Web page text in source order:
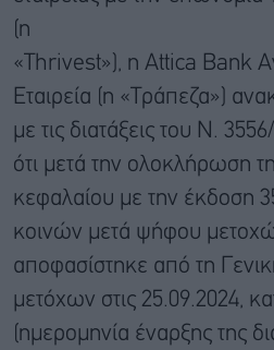
(η
«Thrivest»), η Attica Bank
Εταιρεία (η «Τράπεζα»)
με τις διατάξεις του Ν.
ότι μετά την ολοκλήρωση
κεφαλαίου με την έκδοση
κοινών μετά ψήφου
αποφασίστηκε από τη
μετόχων στις 25.09.2024,
(ημερομηνία έναρξης της